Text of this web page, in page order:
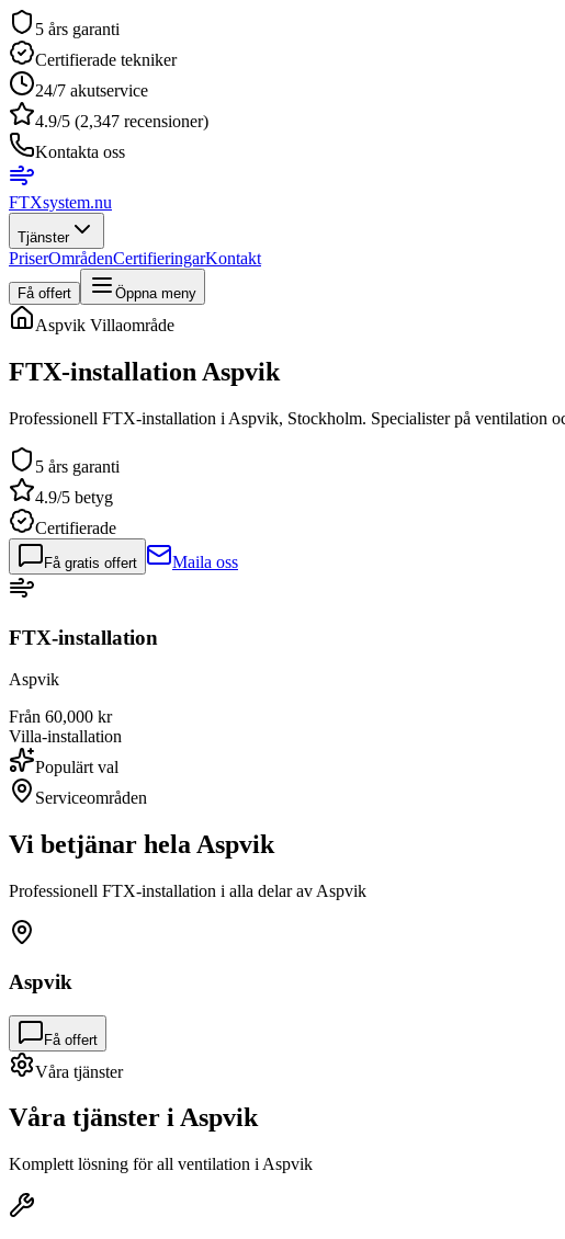
5 års garanti
Certifierade tekniker
24/7 akutservice
4.9/5 (2,347 recensioner)
Kontakta oss
FTXsystem.nu
Tjänster
PriserOmrådenCertifieringarKontakt
Få offert Öppna meny
Aspvik Villaområde
FTX-installation Aspvik
Professionell FTX-installation i Aspvik, Stockholm. Specialister på ventilation
5 års garanti
4.9/5 betyg
Certifierade
Få gratis offert Maila oss
FTX-installation
Aspvik
Från 60,000 kr
Villa-installation
Populärt val
Serviceområden
Vi betjänar hela Aspvik
Professionell FTX-installation i alla delar av Aspvik
Aspvik
Få offert
Våra tjänster
Våra tjänster iAspvik
Komplett lösning för all ventilation i Aspvik